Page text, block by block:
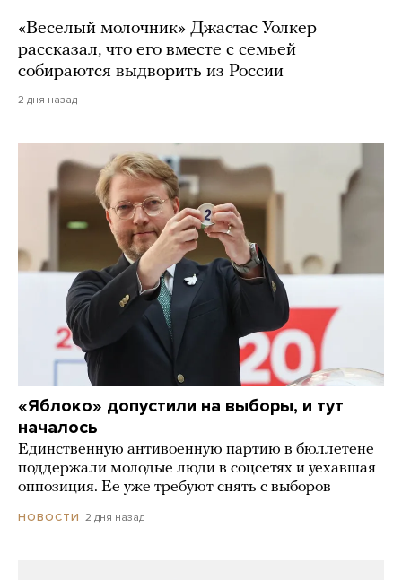
«Веселый молочник» Джастас Уолкер
рассказал, что его вместе с семьей
собираются выдворить из России
2 дня назад
«Яблоко» допустили на выборы, и тут
началось
Единственную антивоенную партию в бюллетене
поддержали молодые люди в соцсетях и уехавшая
оппозиция. Ее уже требуют снять с выборов
НОВОСТИ 2 дня назад